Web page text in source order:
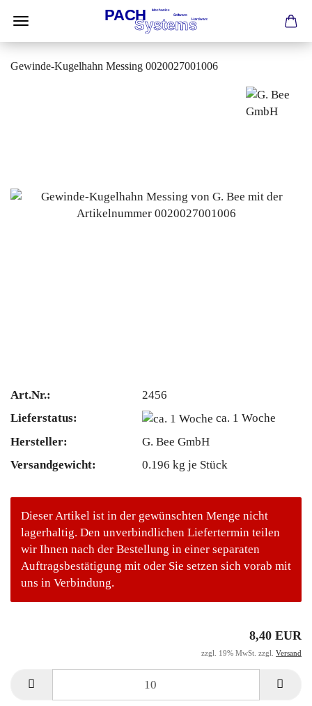
Gewinde-Kugelhahn Messing 0020027001006
Art.Nr.:
2456
Lieferstatus:
ca. 1 Woche
Hersteller:
G. Bee GmbH
Versandgewicht:
0.196 kg je Stück
Dieser Artikel ist in der gewünschten Menge nicht
lagerhaltig. Den unverbindlichen Liefertermin teilen
wir Ihnen nach der Bestellung in einer separaten
Auftragsbestätigung mit oder Sie setzen sich vorab mit
uns in Verbindung.
8,40 EUR
zzgl. 19% MwSt. zzgl. Versand